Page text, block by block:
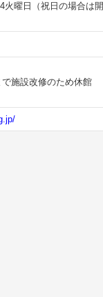
火曜日（祝日の場合は開
で施設改修のため休館